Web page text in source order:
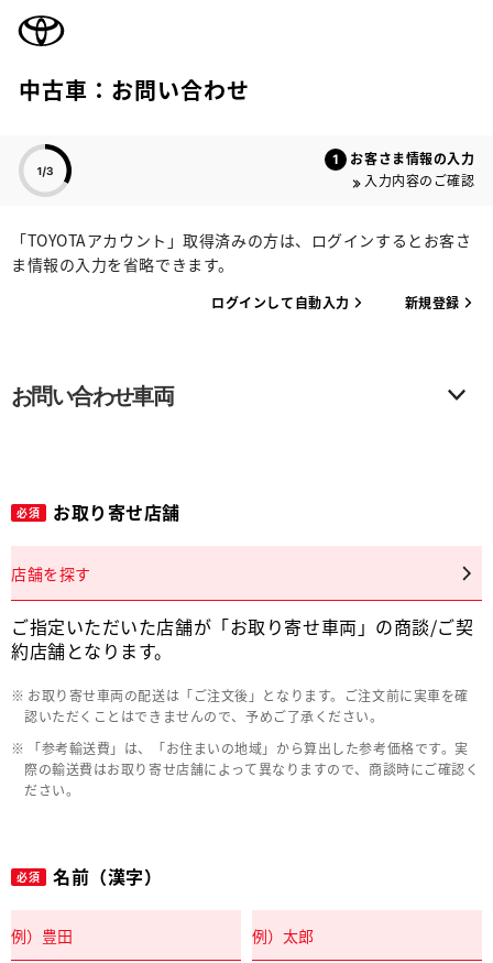
中古車：お問い合わせ
お客さま情報の入力
入力内容のご確認
「TOYOTAアカウント」取得済みの方は、ログインするとお客さ
ま情報の入力を省略できます。
ログインして自動入力 新規登録
お問い合わせ車両
必須 お取り寄せ店舗
店舗を探す
ご指定いただいた店舗が「お取り寄せ車両」の商談/ご契
約店舗となります。
お取り寄せ車両の配送は「ご注文後」となります。ご注文前に実車を確
認いただくことはできませんので、予めご了承ください。
「参考輸送費」は、「お住まいの地域」から算出した参考価格です。実
際の輸送費はお取り寄せ店舗によって異なりますので、商談時にご確認く
ださい。
必須 名前（漢字）